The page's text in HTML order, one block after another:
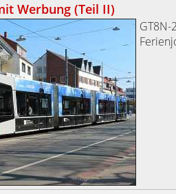
Werbung (Teil II)